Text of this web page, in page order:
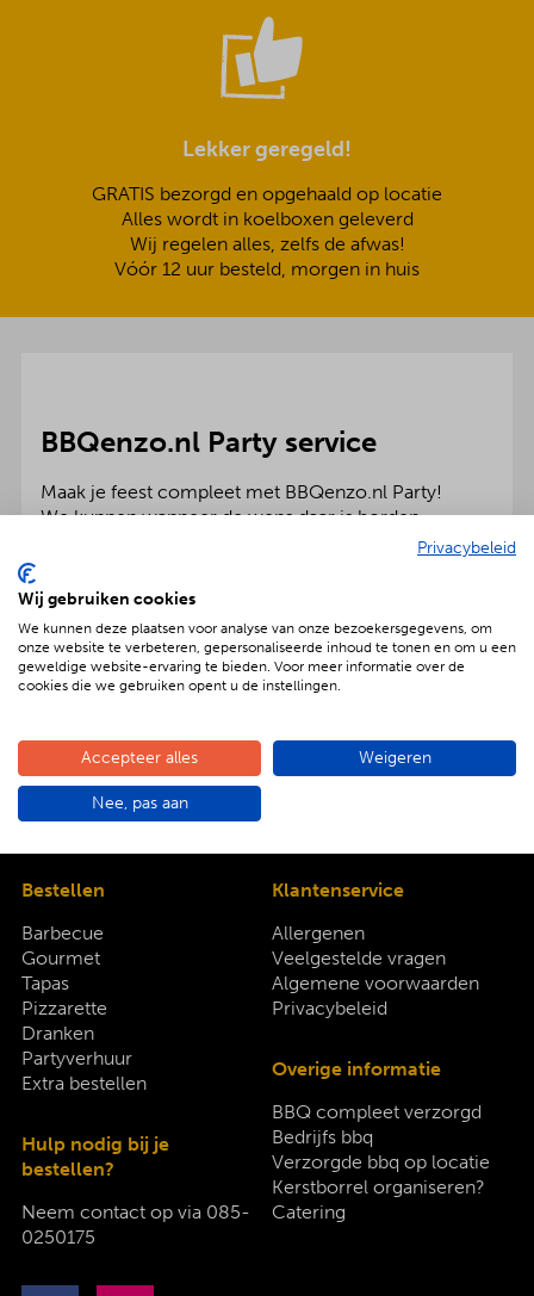
Lekker geregeld!
GRATIS bezorgd en opgehaald op locatie
Alles wordt in koelboxen geleverd
Wij regelen alles, zelfs de afwas!
Vóór 12 uur besteld, morgen in huis
BBQenzo.nl Party service
Maak je feest compleet met BBQenzo.nl Party!
We kunnen wanneer de wens daar is borden,
bestek, glaswerk, partytenten en meubelen voor
helemaal nergens meer zorgen over te maken!
Bekijk hier ons complete aanbod
Bestellen
Barbecue
Gourmet
Tapas
Pizzarette
Dranken
Partyverhuur
Extra bestellen
Hulp nodig bij je
bestellen?
Neem contact op via 085-
0250175
Klantenservice
Allergenen
Veelgestelde vragen
Algemene voorwaarden
Privacybeleid
Overige informatie
BBQ compleet verzorgd
Bedrijfs bbq
Verzorgde bbq op locatie
Kerstborrel organiseren?
Catering
Privacybeleid
Wij gebruiken cookies
We kunnen deze plaatsen voor analyse van onze bezoekersgegevens, om
onze website te verbeteren, gepersonaliseerde inhoud te tonen en om u een
geweldige website-ervaring te bieden. Voor meer informatie over de
cookies die we gebruiken opent u de instellingen.
Accepteer alles Weigeren
Nee, pas aan